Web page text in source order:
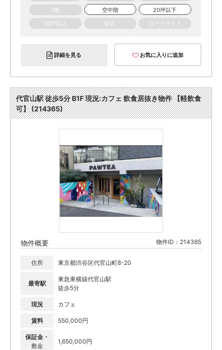
1階
空中階
20坪以下
50坪以上
駅近 ロードサイド
詳細を見る お気に入りに追加
代官山駅 徒歩5分 B1F 現況:カフェ 飲食居抜き物件 【軽飲食
可】 (214365)
物件概要 物件ID：214365
住所 東京都渋谷区代官山町8-20
最寄駅
東急東横線代官山駅
徒歩5分
現況 カフェ
賃料 550,000円
保証金・
敷金
1,650,000円